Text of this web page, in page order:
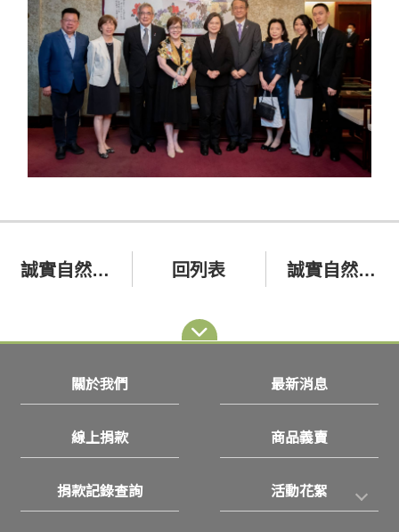
誠實自然：2021年李登輝紀念音樂會 回列表 誠實自然：府城李登輝紀念音樂會
關於我們 最新消息
線上捐款 商品義賣
捐款記錄查詢 活動花絮